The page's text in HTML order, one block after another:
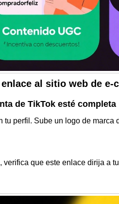
al sitio web de e-
de TikTok esté completa
tu perfil. Sube un logo de marca
verifica que este enlace dirija a tu